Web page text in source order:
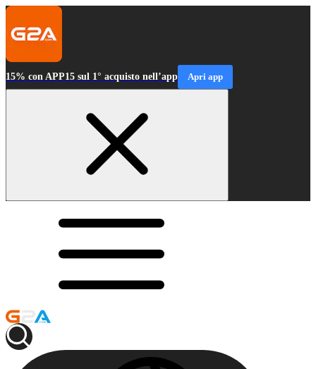
15% con APP15 sul 1° acquisto nell’app Apri app